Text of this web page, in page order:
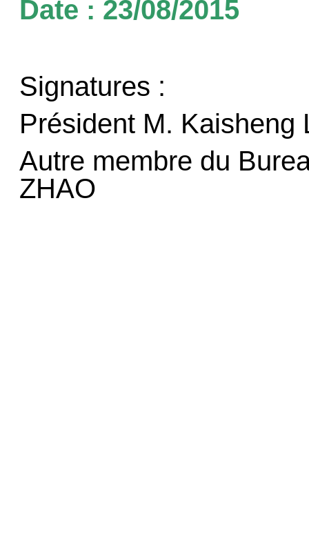
Date : 23/08/2015
Signatures :
Président M. Kaisheng
Autre membre du
ZHAO